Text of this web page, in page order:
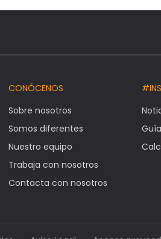
CONÓCENOS
Sobre nosotros
Somos diferentes
Nuestro equipo
Trabaja con nosotros
Contacta con nosotros